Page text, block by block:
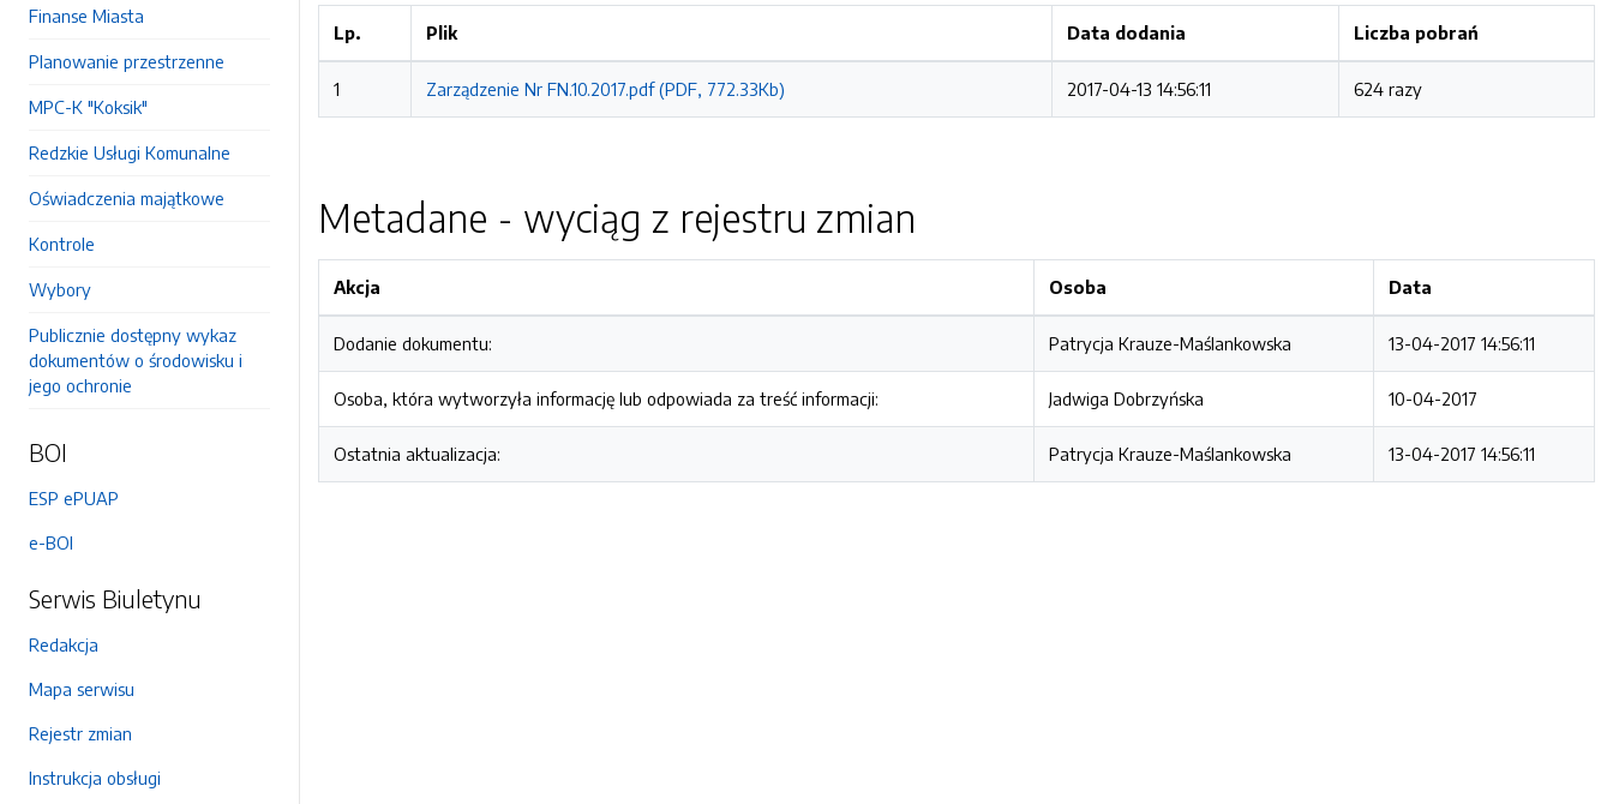
Finanse Miasta
Planowanie przestrzenne
MPC-K "Koksik"
Redzkie Usługi Komunalne
Oświadczenia majątkowe
Kontrole
Wybory
Publicznie dostępny wykaz
dokumentów o środowisku i
jego ochronie
BOI
ESP ePUAP
e-BOI
Serwis Biuletynu
Redakcja
Mapa serwisu
Rejestr zmian
Instrukcja obsługi
Lp. Plik Data dodania Liczba pobrań
1 Zarządzenie Nr FN.10.2017.pdf (PDF, 772.33Kb) 2017-04-13 14:56:11 624 razy
Metadane - wyciąg z rejestru zmian
Akcja Osoba Data
Dodanie dokumentu: Patrycja Krauze-Maślankowska 13-04-2017 14:56:11
Osoba, która wytworzyła informację lub odpowiada za treść informacji: Jadwiga Dobrzyńska 10-04-2017
Ostatnia aktualizacja: Patrycja Krauze-Maślankowska 13-04-2017 14:56:11